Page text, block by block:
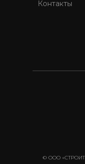
Контакты
© ООО